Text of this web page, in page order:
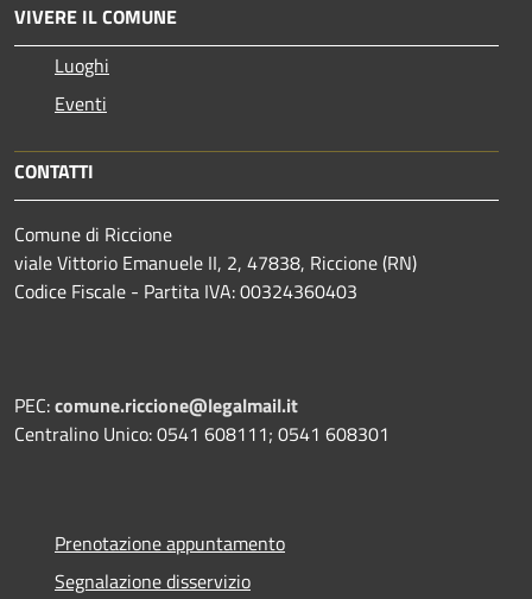
VIVERE IL COMUNE
Luoghi
Eventi
CONTATTI
Comune di Riccione
viale Vittorio Emanuele II, 2, 47838, Riccione (RN)
Codice Fiscale - Partita IVA: 00324360403
PEC:comune.riccione@legalmail.it
Centralino Unico: 0541 608111; 0541 608301
Prenotazione appuntamento
Segnalazione disservizio